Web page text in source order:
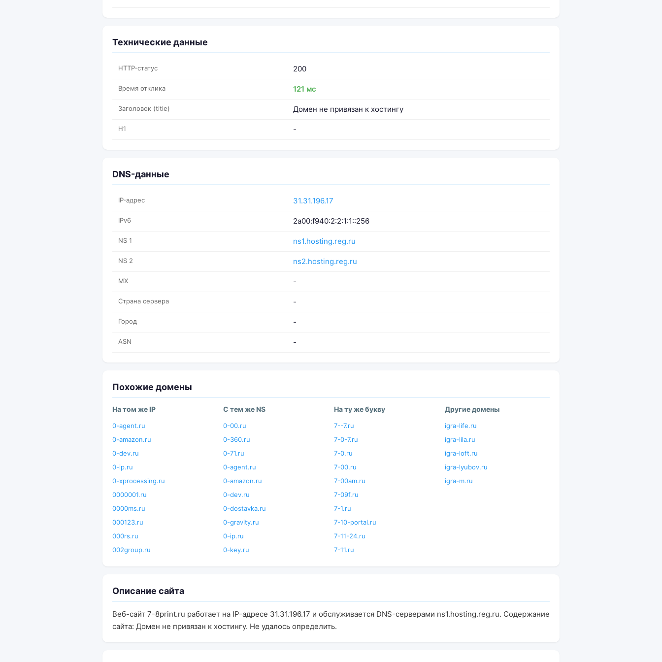
Технические данные
HTTP-статус 200
Время отклика 121 мс
Заголовок (title) Домен не привязан к хостингу
H1 -
DNS-данные
IP-адрес 31.31.196.17
IPv6 2a00:f940:2:2:1:1::256
NS 1 ns1.hosting.reg.ru
NS 2 ns2.hosting.reg.ru
MX -
Страна сервера -
Город -
ASN -
Похожие домены
На том же IP
0-agent.ru
0-amazon.ru
0-dev.ru
0-ip.ru
0-xprocessing.ru
0000001.ru
0000ms.ru
000123.ru
000rs.ru
002group.ru
С тем же NS
0-00.ru
0-360.ru
0-71.ru
0-agent.ru
0-amazon.ru
0-dev.ru
0-dostavka.ru
0-gravity.ru
0-ip.ru
0-key.ru
На ту же букву
7--7.ru
7-0-7.ru
7-0.ru
7-00.ru
7-00am.ru
7-09f.ru
7-1.ru
7-10-portal.ru
7-11-24.ru
7-11.ru
Другие домены
igra-life.ru
igra-lila.ru
igra-loft.ru
igra-lyubov.ru
igra-m.ru
Описание сайта
Веб-сайт 7-8print.ru работает на IP-адресе 31.31.196.17 и обслуживается DNS-серверами ns1.hosting.reg.ru. Содержание
сайта: Домен не привязан к хостингу. Не удалось определить.